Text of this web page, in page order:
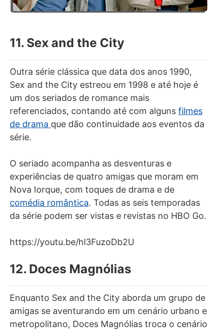
11. Sex and the City
Outra série clássica que data dos anos 1990,
Sex and the City estreou em 1998 e até hoje é
um dos seriados de romance mais
referenciados, contando até com alguns filmes
de drama que dão continuidade aos eventos da
série.
O seriado acompanha as desventuras e
experiências de quatro amigas que moram em
Nova Iorque, com toques de drama e de
comédia romântica. Todas as seis temporadas
da série podem ser vistas e revistas no HBO Go.
https://youtu.be/hl3FuzoDb2U
12. Doces Magnólias
Enquanto Sex and the City aborda um grupo de
amigas se aventurando em um cenário urbano e
metropolitano, Doces Magnólias troca o cenário